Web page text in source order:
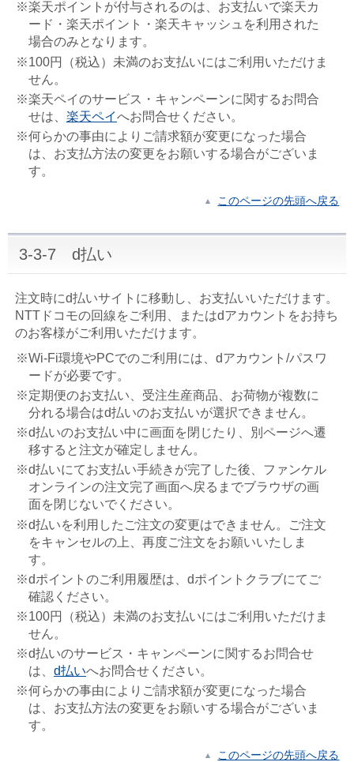
※楽天ポイントが付与されるのは、お支払いで楽天カ
ード・楽天ポイント・楽天キャッシュを利用された
場合のみとなります。
※100円（税込）未満のお支払いにはご利用いただけま
せん。
※楽天ペイのサービス・キャンペーンに関するお問合
せは、 楽天ペイへお問合せください。
※何らかの事由によりご請求額が変更になった場合
は、お支払方法の変更をお願いする場合がございま
す。
このページの先頭へ戻る
3-3-7 d払い
注文時にd払いサイトに移動し、お支払いいただけます。
NTTドコモの回線をご利用、またはdアカウントをお持ち
のお客様がご利用いただけます。
※Wi-Fi環境やPCでのご利用には、dアカウント/パスワ
ードが必要です。
※定期便のお支払い、受注生産商品、お荷物が複数に
分れる場合はd払いのお支払いが選択できません。
※d払いのお支払い中に画面を閉じたり、別ページへ遷
移すると注文が確定しません。
※d払いにてお支払い手続きが完了した後、ファンケル
オンラインの注文完了画面へ戻るまでブラウザの画
面を閉じないでください。
※d払いを利用したご注文の変更はできません。ご注文
をキャンセルの上、再度ご注文をお願いいたしま
す。
※dポイントのご利用履歴は、dポイントクラブにてご
確認ください。
※100円（税込）未満のお支払いにはご利用いただけま
せん。
※d払いのサービス・キャンペーンに関するお問合せ
は、 d払いへお問合せください。
※何らかの事由によりご請求額が変更になった場合
は、お支払方法の変更をお願いする場合がございま
す。
このページの先頭へ戻る